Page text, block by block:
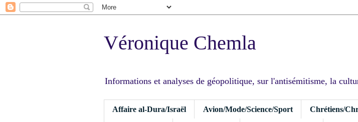
Véronique Chemla
Informations et analyses de géopolitique, sur l'antisémitisme, la
Affaire al-Dura/Israël Avion/Mode/Science/Sport Chrétiens/